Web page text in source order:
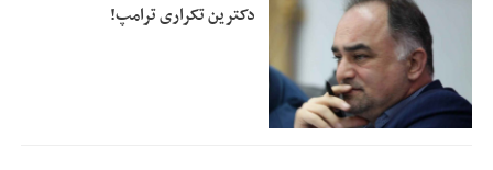
دکترین تکراری ترامپ!